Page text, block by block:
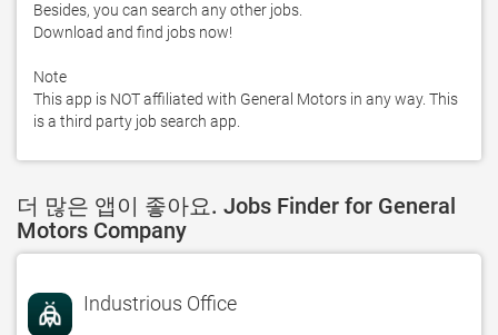
Besides, you can search any other jobs.
Download and find jobs now!
Note
This app is NOT affiliated with General Motors in any way. This
is a third party job search app.
더 많은 앱이 좋아요. Jobs Finder for General
Motors Company
Industrious Office